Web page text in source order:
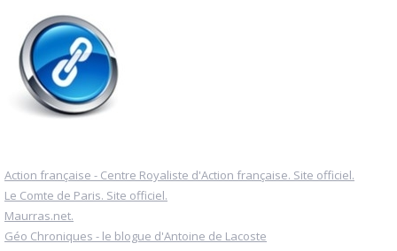
Action française - Centre Royaliste d'Action française. Site officiel.
Le Comte de Paris. Site officiel.
Maurras.net.
Géo Chroniques - le blogue d'Antoine de Lacoste